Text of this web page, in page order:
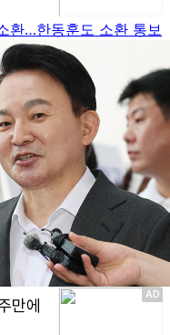
환…한동훈도 소환 통보